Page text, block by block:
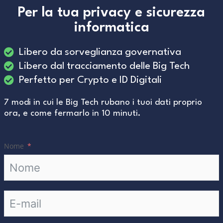
Per la tua privacy e sicurezza
informatica
Libero da sorveglianza governativa
Libero dal tracciamento delle Big Tech
Perfetto per Crypto e ID Digitali
7 modi in cui le Big Tech rubano i tuoi dati proprio
ora, e come fermarlo in 10 minuti.
Nome